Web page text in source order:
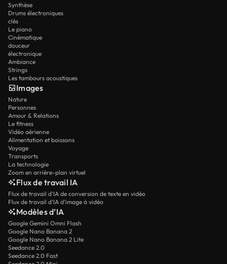
Synthèse
Drums électroniques
clés
Le piano
Cinématique
douceur
électronique
Ambiance
Strings
Les tambours acoustiques
Images
Nature
Personnes
Amour & Relations
Le fitness
Vidéo aérienne
Alimentation et boissons
Voyage
Transports
La technologie
Zoom en arrière-plan virtuel
Flux de travail IA
Flux de travail d’IA de conversion de texte en vidéo
Flux de travail d’IA d’image à vidéo
Modèles d’IA
Google Gemini Omni Flash
Google Nano Banana 2
Google Nano Banana 2 Lite
Seedance 2.0
Seedance 2.0 Fast